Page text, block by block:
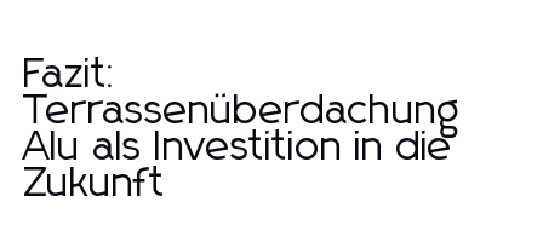
Fazit:
Terrassenüberdachung
Alu als Investition in die
Zukunft